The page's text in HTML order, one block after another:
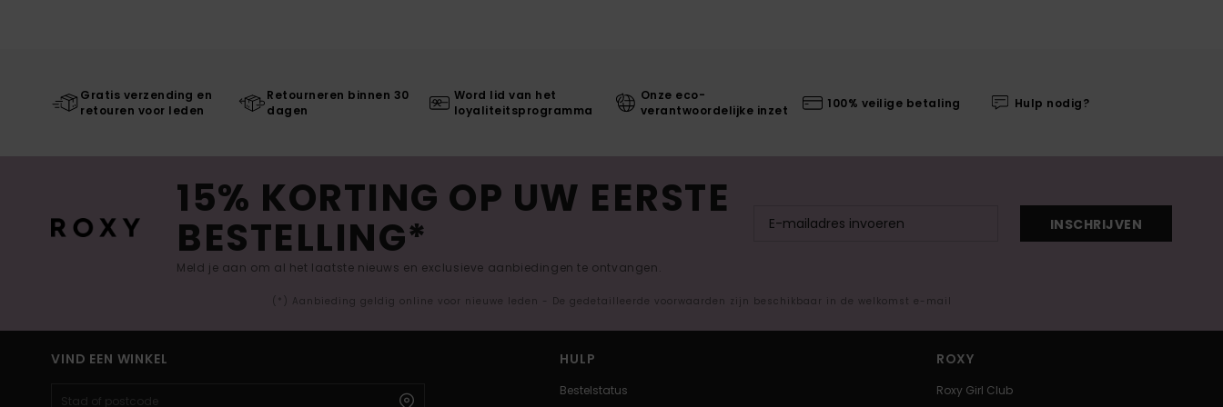
Gratis verzending en
retouren voor leden
Retourneren binnen 30
dagen
Word lid van het
loyaliteitsprogramma
Onze eco-
verantwoordelijke inzet
100% veilige betaling Hulp nodig?
15% KORTING OP UW EERSTE
BESTELLING*
Meld je aan om al het laatste nieuws en exclusieve aanbiedingen te ontvangen.
INSCHRIJVEN
(*) Aanbieding geldig online voor nieuwe leden - De gedetailleerde voorwaarden zijn beschikbaar in de welkomst e-mail
VIND EEN WINKEL HULP
Bestelstatus
ROXY
Roxy Girl Club